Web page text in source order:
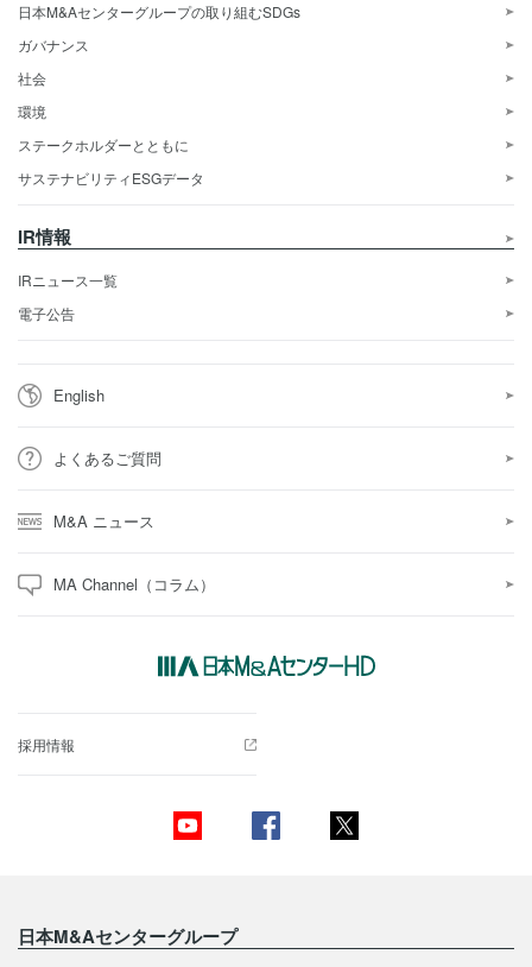
日本M&Aセンターグループの取り組むSDGs
ガバナンス
社会
環境
ステークホルダーとともに
サステナビリティESGデータ
IR情報
IRニュース一覧
電子公告
English
よくあるご質問
M&A ニュース
MA Channel（コラム）
採用情報
日本M&Aセンターグループ